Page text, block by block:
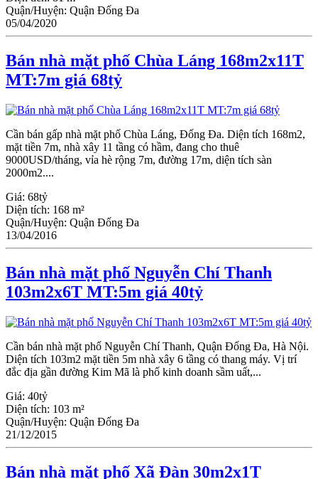
Quận/Huyện: Quận Đống Đa
05/04/2020
Bán nhà mặt phố Chùa Láng 168m2x11T
MT:7m giá 68tỷ
Cần bán gấp nhà mặt phố Chùa Láng, Đống Đa. Diện tích 168m2,
mặt tiền 7m, nhà xây 11 tầng có hầm, đang cho thuê
9000USD/tháng, vỉa hè rộng 7m, đường 17m, diện tích sàn
2000m2....
Giá: 68tỷ
Diện tích: 168 m²
Quận/Huyện: Quận Đống Đa
13/04/2016
Bán nhà mặt phố Nguyễn Chí Thanh
103m2x6T MT:5m giá 40tỷ
Cần bán nhà mặt phố Nguyễn Chí Thanh, Quận Đống Đa, Hà Nội.
Diện tích 103m2 mặt tiền 5m nhà xây 6 tầng có thang máy. Vị trí
đắc địa gần đường Kim Mã là phố kinh doanh sầm uất,...
Giá: 40tỷ
Diện tích: 103 m²
Quận/Huyện: Quận Đống Đa
21/12/2015
Bán nhà mặt phố Xã Đàn 30m2x1T